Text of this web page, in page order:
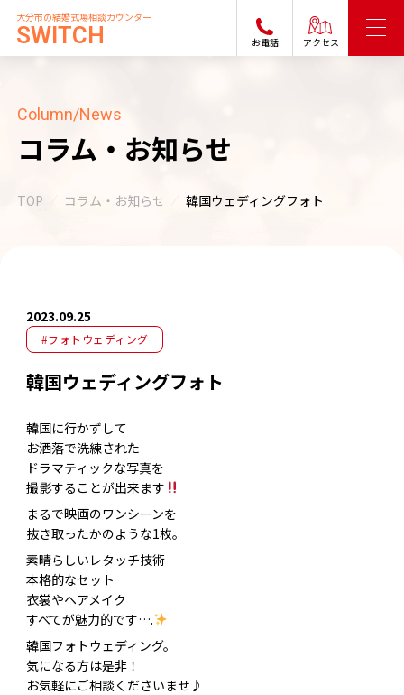
大分市の結婚式場相談カウンター
SWITCH お電話 アクセス
Column/News
コラム・お知らせ
TOP コラム・お知らせ 韓国ウェディングフォト
2023.09.25
#フォトウェディング
韓国ウェディングフォト
韓国に行かずして
お洒落で洗練された
ドラマティックな写真を
撮影することが出来ます
まるで映画のワンシーンを
抜き取ったかのような1枚。
素晴らしいレタッチ技術
本格的なセット
衣裳やヘアメイク
すべてが魅力的です….
韓国フォトウェディング。
気になる方は是非！
お気軽にご相談くださいませ♪